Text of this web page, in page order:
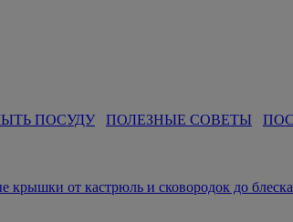
ПОСУДУ ПОЛЕЗНЫЕ СОВЕТЫ
крышки от кастрюль и сковородок до